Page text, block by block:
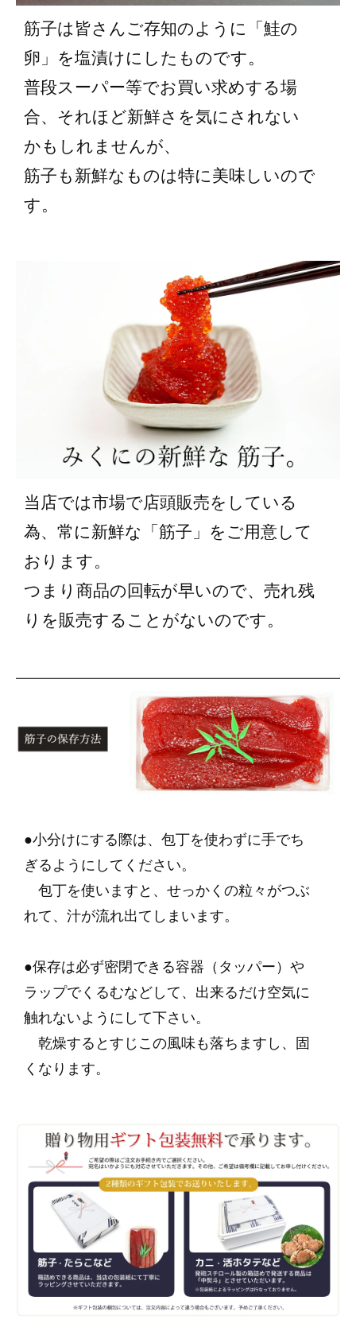
筋子は皆さんご存知のように「鮭の
卵」を塩漬けにしたものです。
普段スーパー等でお買い求めする場
合、それほど新鮮さを気にされない
かもしれませんが、
筋子も新鮮なものは特に美味しいので
す。
当店では市場で店頭販売をしている
為、常に新鮮な「筋子」をご用意して
おります。
つまり商品の回転が早いので、売れ残
りを販売することがないのです。
●小分けにする際は、包丁を使わずに手でち
ぎるようにしてください。
包丁を使いますと、せっかくの粒々がつぶ
れて、汁が流れ出てしまいます。
●保存は必ず密閉できる容器（タッパー）や
ラップでくるむなどして、出来るだけ空気に
触れないようにして下さい。
乾燥するとすじこの風味も落ちますし、固
くなります。